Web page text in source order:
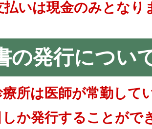
払いは現金のみとなり
の発行につい
所は医師が常勤して
か発行することがで